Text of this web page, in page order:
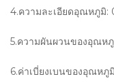
4.ความละเอียดอุณหภูมิ:
5.ความผันผวนของอุณห
6.ค่าเบี่ยงเบนของอุณหภู